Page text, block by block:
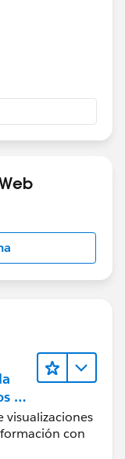
you be so
keep
en
visualizaciones
con